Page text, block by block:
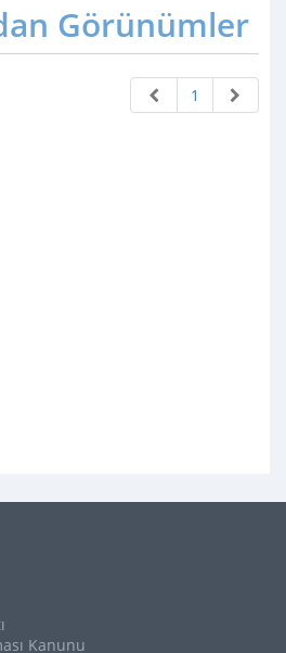
Görünümler
1
Kanunu